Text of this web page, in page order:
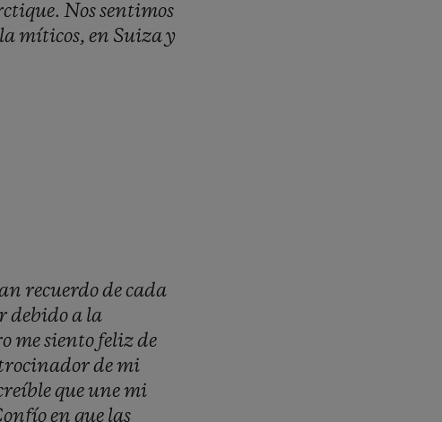
Nossentimos
míticos, en Suizay
recuerdodecada
debidoa la
mesiento felizde
demi
queunemi
en que las